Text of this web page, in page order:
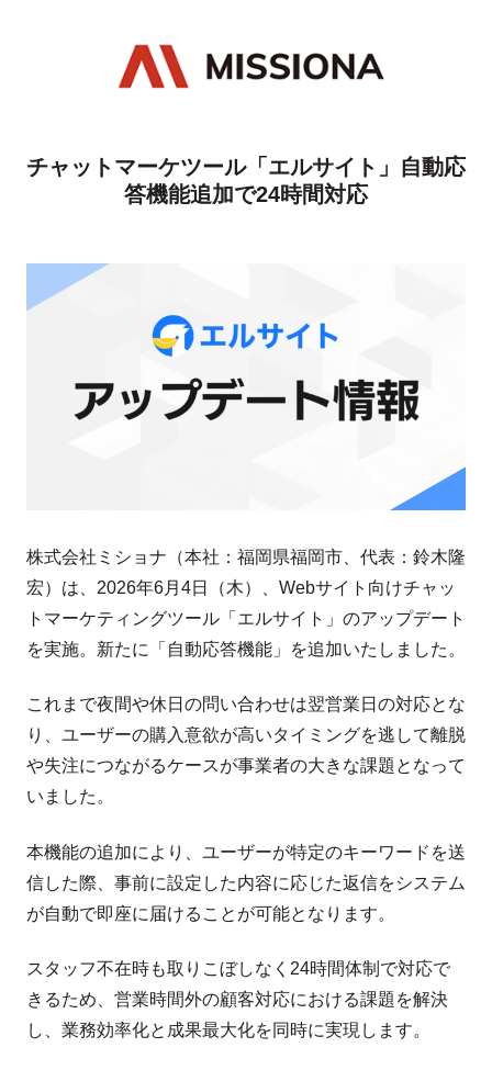
チャットマーケツール「エルサイト」自動応
答機能追加で24時間対応
株式会社ミショナ（本社：福岡県福岡市、代表：鈴木隆
宏）は、2026年6月4日（木）、Webサイト向けチャッ
トマーケティングツール「エルサイト」のアップデート
を実施。新たに「自動応答機能」を追加いたしました。
これまで夜間や休日の問い合わせは翌営業日の対応とな
り、ユーザーの購入意欲が高いタイミングを逃して離脱
や失注につながるケースが事業者の大きな課題となって
いました。
本機能の追加により、ユーザーが特定のキーワードを送
信した際、事前に設定した内容に応じた返信をシステム
が自動で即座に届けることが可能となります。
スタッフ不在時も取りこぼしなく24時間体制で対応で
きるため、営業時間外の顧客対応における課題を解決
し、業務効率化と成果最大化を同時に実現します。